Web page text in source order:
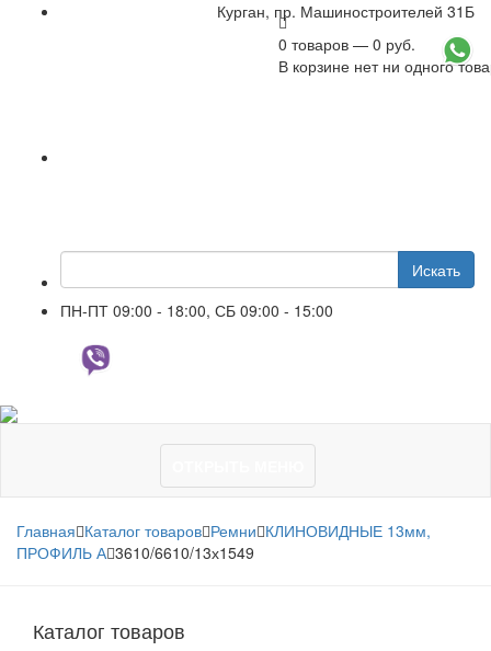
Курган, пр. Машиностроителей 31Б
+7 961 751-44-23
Искать
ПН-ПТ 09:00 - 18:00, СБ 09:00 - 15:00
0 товаров — 0 руб.
В корзине нет ни одного
Главная Каталог товаров Ремни КЛИНОВИДНЫЕ 13мм,
ПРОФИЛЬ А 3610/6610/13х1549
Каталог товаров